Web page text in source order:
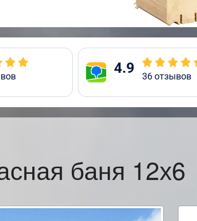
4.9 36отзывов
баня 12х6